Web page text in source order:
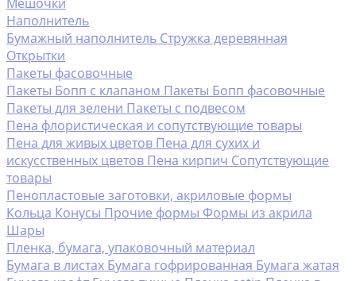
Наполнитель
Бумажный наполнитель Стружка деревянная
Открытки
Пакеты фасовочные
Пакеты Бопп с клапаном Пакеты Бопп фасовочные
Пакеты для зелени Пакеты с подвесом
Пена флористическая и сопутствующие товары
Пена для живых цветов Пена для сухих и
искусственных цветов Пена кирпич Сопутствующие
товары
Пенопластовые заготовки, акриловые формы
Кольца Конусы Прочие формы Формы из акрила
Шары
Пленка, бумага, упаковочный материал
Бумага в листах Бумага гофрированная Бумага жатая